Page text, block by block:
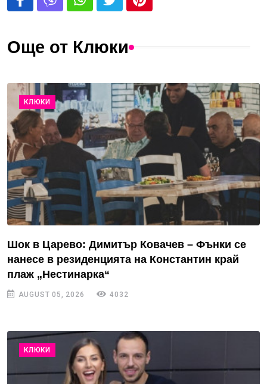
Още от Клюки
КЛЮКИ
Шок в Царево: Димитър Ковачев – Фънки се
нанесе в резиденцията на Константин край
плаж „Нестинарка“
AUGUST 05, 2026 4032
КЛЮКИ